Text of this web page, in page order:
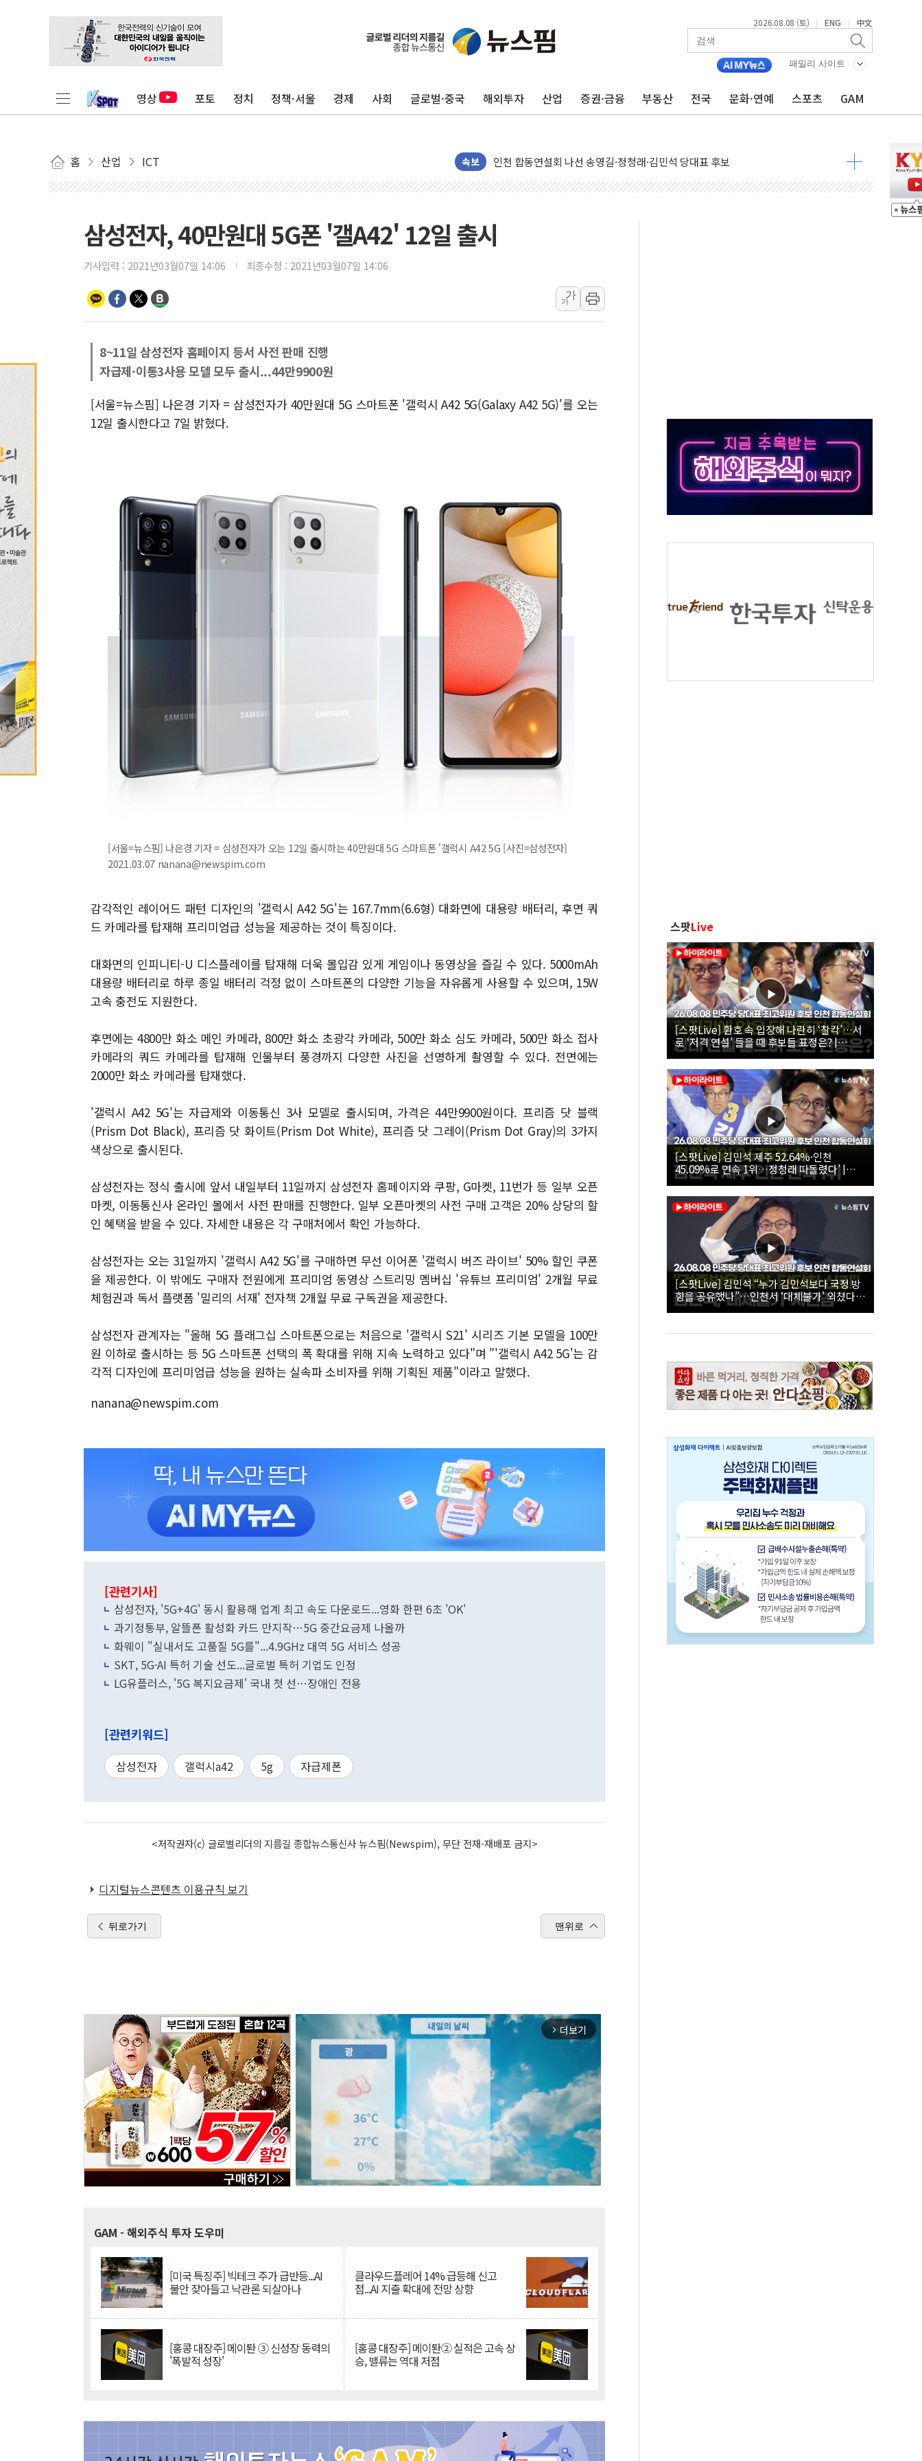
2026.08.08 (토) | ENG | 中文
패밀리 사이트
영상 포토 정치 정책·서울 경제 사회 글로벌·중국 해외투자 산업 증권·금융 부동산 전국 문화·연예 스포츠 GAM
홈 산업 ICT 속보
울진·영덕 '호우특보'-포항 '산사태 주의보'...경북도, 호우 피해·통제구간 없어
[종합] 김민석, 정청래에 '0.86%p' 차 재역전 성공...金 45.42% vs 鄭 44.56%
김민석, 2주차 제주·인천 경선서 정청래에 승리...47.75% vs 42.08%
인사하는 김민석 당대표 후보
[속보] 민주, 인천 경선 결과 발표...김민석 45.09% 정청래 43.27% 송영길 11.63%
[속보] 민주, 제주 경선 결과 발표...김민석 52.64% 정청래 39.89% 송영길 7.47%
美, 이란전 출구전략 만지작…공습 한계·탄약 부족 현실화
강릉·동해·삼척 시간당 최대 50㎜ 폭우…강원 동해안 강한 비 이어져
폐기물 수거하다 참변…60대 환경미화원 수거차에 치여 사망
추미애, '위안부' 피해자 기림의 날 참석..."국제적 시민 연대로 목소리 내야"
인천서 말다툼 중 어머니 흉기 살해 10대 아들 체포
'화합' 꺼낸 김민석에 '뻔뻔' 받아친 정청래…제주 연설서 신경전 고조
李대통령, ISA 개편 재검토 지시…與 "적극 환영"·野 "졸속 국정"
삼성전자, 40만원대 5G폰 '갤A42' 12일 출시
기사입력 : 2021년03월07일 14:06 최종수정 : 2021년03월07일 14:06
가
가
8~11일 삼성전자 홈페이지 등서 사전 판매 진행
자급제·이통3사용 모델 모두 출시...44만9900원
[서울=뉴스핌] 나은경 기자 = 삼성전자가 40만원대 5G 스마트폰 '갤럭시 A42 5G(Galaxy A42 5G)'를 오는
12일 출시한다고 7일 밝혔다.
[서울=뉴스핌] 나은경 기자 = 삼성전자가 오는 12일 출시하는 40만원대 5G 스마트폰 '갤럭시 A42 5G [사진=삼성전자]
2021.03.07 nanana@newspim.com
감각적인 레이어드 패턴 디자인의 '갤럭시 A42 5G'는 167.7mm(6.6형) 대화면에 대용량 배터리, 후면 쿼
드 카메라를 탑재해 프리미엄급 성능을 제공하는 것이 특징이다.
대화면의 인피니티-U 디스플레이를 탑재해 더욱 몰입감 있게 게임이나 동영상을 즐길 수 있다. 5000mAh
대용량 배터리로 하루 종일 배터리 걱정 없이 스마트폰의 다양한 기능을 자유롭게 사용할 수 있으며, 15W
고속 충전도 지원한다.
후면에는 4800만 화소 메인 카메라, 800만 화소 초광각 카메라, 500만 화소 심도 카메라, 500만 화소 접사
카메라의 쿼드 카메라를 탑재해 인물부터 풍경까지 다양한 사진을 선명하게 촬영할 수 있다. 전면에는
2000만 화소 카메라를 탑재했다.
'갤럭시 A42 5G'는 자급제와 이동통신 3사 모델로 출시되며, 가격은 44만9900원이다. 프리즘 닷 블랙
(Prism Dot Black), 프리즘 닷 화이트(Prism Dot White), 프리즘 닷 그레이(Prism Dot Gray)의 3가지
색상으로 출시된다.
삼성전자는 정식 출시에 앞서 내일부터 11일까지 삼성전자 홈페이지와 쿠팡, G마켓, 11번가 등 일부 오픈
마켓, 이동통신사 온라인 몰에서 사전 판매를 진행한다. 일부 오픈마켓의 사전 구매 고객은 20% 상당의 할
인 혜택을 받을 수 있다. 자세한 내용은 각 구매처에서 확인 가능하다.
삼성전자는 오는 31일까지 '갤럭시 A42 5G'를 구매하면 무선 이어폰 '갤럭시 버즈 라이브' 50% 할인 쿠폰
을 제공한다. 이 밖에도 구매자 전원에게 프리미엄 동영상 스트리밍 멤버십 '유튜브 프리미엄' 2개월 무료
체험권과 독서 플랫폼 '밀리의 서재' 전자책 2개월 무료 구독권을 제공한다.
삼성전자 관계자는 "올해 5G 플래그십 스마트폰으로는 처음으로 '갤럭시 S21' 시리즈 기본 모델을 100만
원 이하로 출시하는 등 5G 스마트폰 선택의 폭 확대를 위해 지속 노력하고 있다"며 "'갤럭시 A42 5G'는 감
각적 디자인에 프리미엄급 성능을 원하는 실속파 소비자를 위해 기획된 제품"이라고 말했다.
nanana@newspim.com
[관련기사]
삼성전자, '5G+4G' 동시 활용해 업계 최고 속도 다운로드...영화 한편 6초 'OK'
과기정통부, 알뜰폰 활성화 카드 만지작…5G 중간요금제 나올까
화웨이 "실내서도 고품질 5G를"...4.9GHz 대역 5G 서비스 성공
SKT, 5G·AI 특허 기술 선도...글로벌 특허 기업도 인정
LG유플러스, '5G 복지요금제' 국내 첫 선…장애인 전용
[관련키워드]
삼성전자 갤럭시a42 5g 자급제폰
<저작권자(c) 글로벌리더의 지름길 종합뉴스통신사 뉴스핌(Newspim), 무단 전재-재배포 금지>
디지털뉴스콘텐츠 이용규칙 보기
뒤로가기 맨위로
arrow_forward_ios 더보기
GAM - 해외주식 투자 도우미
[미국 특징주] 빅테크 주가 급반등...AI
불안 잦아들고 낙관론 되살아나
클라우드플레어 14% 급등해 신고
점...AI 지출 확대에 전망 상향
[홍콩 대장주] 메이퇀 ③ 신성장 동력의
'폭발적 성장'
[홍콩 대장주] 메이퇀② 실적은 고속 상
승, 밸류는 역대 저점
스팟Live
[스팟Live] 환호 속 입장해 나란히 ‘찰칵’…서
로 ‘저격 연설’ 들을 때 후보들 표정은? |
26.08.08 더불어민주당 당대표·최고위원 후
보 인천 합동연설회
[스팟Live] 김민석 제주 52.64%·인천
45.09%로 연속 1위…정청래 따돌렸다’ |
26.08.08 더불어민주당 당대표·최고위원 후
보 인천 합동연설회
[스팟Live] 김민석 “누가 김민석보다 국정 방
향을 공유했나”…인천서 ‘대체불가’ 외쳤다 |
26.08.08 더불어민주당 당대표·최고위원 후